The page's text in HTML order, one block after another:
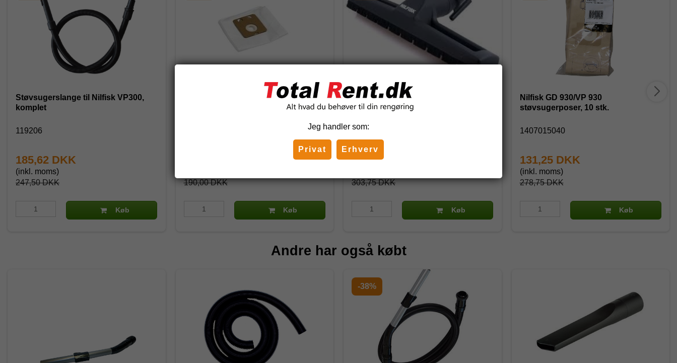
Støvsugerslange til Nilfisk VP300,
komplet
119206
247,50 DKK
185,62 DKK
(inkl. moms)
Køb
Støvsugerposer til Nilfisk VP300,
VP400, VP500 10 stk - Fleece
190,00 DKK
Køb
Nilfisk Parketmundstykke 300 mm.
Ø32 Originalt
1406700540
303,75 DKK
192,50 DKK
Køb
Nilfisk GD 930/VP 930
støvsugerposer, 10 stk.
1407015040
278,75 DKK
131,25 DKK
(inkl. moms)
Køb
Andre har også købt
-38%
Jeg handler som:
Privat Erhverv